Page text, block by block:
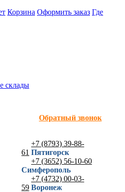
Корзина Оформить заказ Где
склады
Обратный звонок
+7 (8793) 39-88-
61 Пятигорск
+7 (3652) 56-10-60
Симферополь
+7 (4732) 00-03-
59 Воронеж